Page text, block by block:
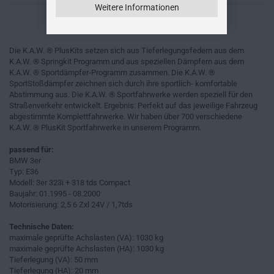
Weitere Informationen
Die K.A.W. ® PlusKits setzen sich aus Tieferlegungsfedern aus dem
K.A.W. ® Springkit Programm und aus speziellen Dämpfern aus dem
K.A.W. ® Sportdämpfer-Programm zusammen. Die K.A.W. ®
SportStoßdämpfer zeichnen sich durch ihre sportlich- komfortable
Abstimmung aus. Die K.A.W. ® Sportfahrwerke werden speziell für den
Straßenverkehr entwickelt. Ergebnis: Perfekt auf das jeweilige Fahrzeug
abgestimmte Komplettfahrwerke. Wir haben über 700 verschiedene
K.A.W. ® PlusKit Sportfahrwerke in unserem Programm.
passend für:
BMW 3er
Typ: E36
Modell: 3er 323i + 318 tds Compact
Baujahr: 01.1995 - 08.2000
Motorisierung: 2,5 6 Zxl 24V / 1,7tds
Technische Daten:
maximale geprüfte Achslasten (VA): 1030 kg
maximale geprüfte Achslasten (HA): 1030 kg
Tieferlegung (VA): 50 mm
Tieferlegung (HA): 20 mm